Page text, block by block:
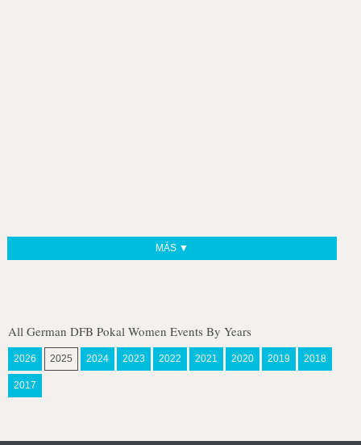
MÁS ▼
All German DFB Pokal Women Events By Years
2026 2025 2024 2023 2022 2021 2020 2019 2018
2017